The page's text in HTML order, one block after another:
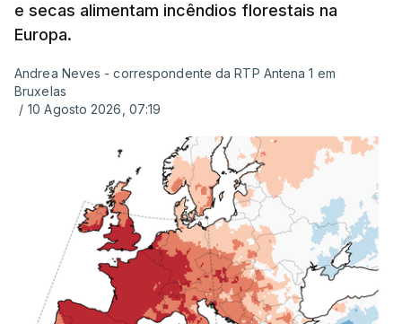
e secas alimentam incêndios florestais na
Europa.
Andrea Neves - correspondente da RTP Antena 1 em
Bruxelas
/ 10 Agosto 2026, 07:19